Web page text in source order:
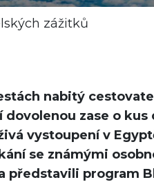
zážitků
nabitý
zase o kus
vystoupení v
se známými
program